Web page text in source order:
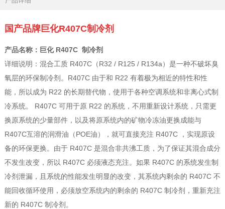
国产品牌巨化R407C制冷剂
产品名称：巨化 R407C 制冷剂
详细说明：混合工质 R407C（R32 / R125 / R134a）是一种不破坏臭
氧层的环保制冷剂。R407C 由于和 R22 有着极为相近的特性和性
能，所以成为 R22 的长期替代物，使用于各种空调系统和非离心式制
冷系统。 R407C 可用于原 R22 的系统，不用重新设计系统，只需更
换原系统的少量部件，以及将原系统内的矿物冷冻油更换成能与
R407C互溶的润滑油（POE油），就可直接充注 R407C ，实现原设
备的环保更换。由于 R407C 是混合非共沸工质，为了保证其混合成分
不发生改变，所以 R407C 必须液态充注。如果 R407C 的系统发生制
冷剂泄漏，且系统的性能发生明显的改变，其系统内剩余的 R407C 不
能回收循环使用，必须放空系统内的剩余的 R407C 制冷剂，重新充注
新的 R407C 制冷剂。